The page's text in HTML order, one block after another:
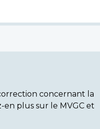
concernant la
plus sur le MVGC et